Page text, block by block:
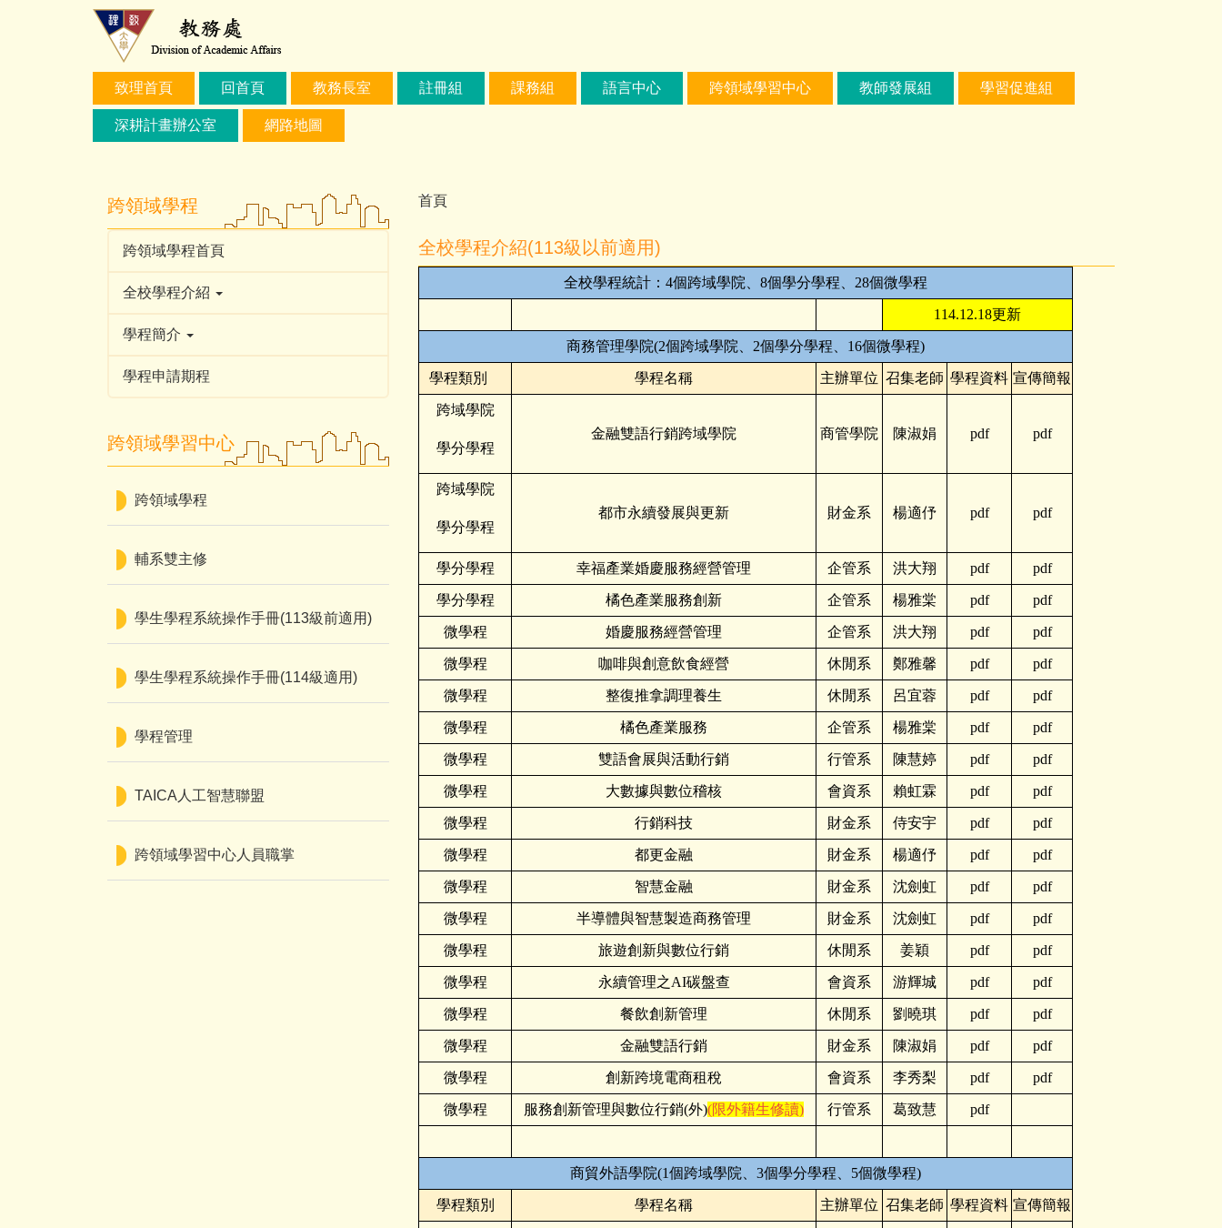
致理首頁 回首頁 教務長室 註冊組 課務組 語言中心 跨領域學習中心 教師發展組 學習促進組
深耕計畫辦公室 網路地圖
跨領域學程
跨領域學程首頁
全校學程介紹
學程簡介
學程申請期程
跨領域學習中心
跨領域學程
輔系雙主修
學生學程系統操作手冊(113級前適用)
學生學程系統操作手冊(114級適用)
學程管理
TAICA人工智慧聯盟
跨領域學習中心人員職掌
首頁
全校學程介紹(113級以前適用)
全校學程統計：4個跨域學院、8個學分學程、28個微學程
114.12.18更新
商務管理學院(2個跨域學院、2個學分學程、16個微學程)
學程類別 學程名稱 主辦單位 召集老師 學程資料 宣傳簡報
跨域學院
學分學程
金融雙語行銷跨域學院 商管學院 陳淑娟 pdf pdf
跨域學院
學分學程
都市永續發展與更新 財金系 楊適伃 pdf pdf
學分學程 幸福產業婚慶服務經營管理 企管系 洪大翔 pdf pdf
學分學程 橘色產業服務創新 企管系 楊雅棠 pdf pdf
微學程 婚慶服務經營管理 企管系 洪大翔 pdf pdf
微學程 咖啡與創意飲食經營 休閒系 鄭雅馨 pdf pdf
微學程 整復推拿調理養生 休閒系 呂宜蓉 pdf pdf
微學程 橘色產業服務 企管系 楊雅棠 pdf pdf
微學程 雙語會展與活動行銷 行管系 陳慧婷 pdf pdf
微學程 大數據與數位稽核 會資系 賴虹霖 pdf pdf
微學程 行銷科技 財金系 侍安宇 pdf pdf
微學程 都更金融 財金系 楊適伃 pdf pdf
微學程 智慧金融 財金系 沈劍虹 pdf pdf
微學程 半導體與智慧製造商務管理 財金系 沈劍虹 pdf pdf
微學程 旅遊創新與數位行銷 休閒系 姜穎 pdf pdf
微學程 永續管理之AI碳盤查 會資系 游輝城 pdf pdf
微學程 餐飲創新管理 休閒系 劉曉琪 pdf pdf
微學程 金融雙語行銷 財金系 陳淑娟 pdf pdf
微學程 創新跨境電商租稅 會資系 李秀梨 pdf pdf
微學程 服務創新管理與數位行銷(外)(限外籍生修讀) 行管系 葛致慧 pdf
商貿外語學院(1個跨域學院、3個學分學程、5個微學程)
學程類別 學程名稱 主辦單位 召集老師 學程資料 宣傳簡報